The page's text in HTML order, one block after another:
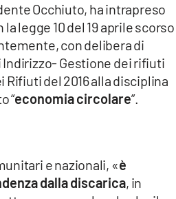
Occhiuto, ha intrapreso
legge 10 del 19 aprile scorso
con delibera di
Indirizzo- Gestione dei rifiuti
Rifiuti del 2016 alla disciplina
“economia circolare”.
e nazionali, «è
dalla discarica, in